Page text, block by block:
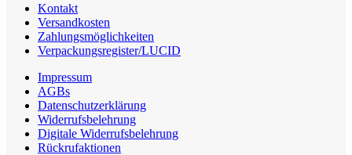
Kontakt
Versandkosten
Zahlungsmöglichkeiten
Verpackungsregister/LUCID
Impressum
AGBs
Datenschutzerklärung
Widerrufsbelehrung
Digitale Widerrufsbelehrung
Rückrufaktionen